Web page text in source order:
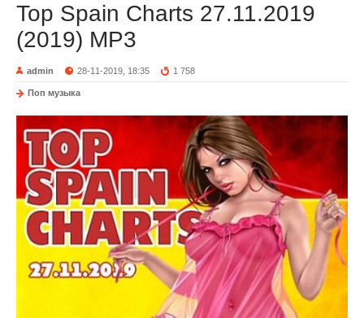
Top Spain Charts 27.11.2019
(2019) MP3
admin 28-11-2019, 18:35 1 758
Поп музыка